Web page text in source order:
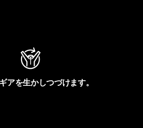
アを生かしつづけます。